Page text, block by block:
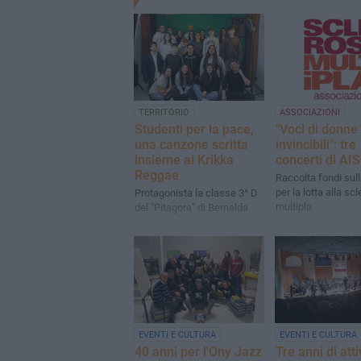
TERRITORIO
Studenti per la pace,
una canzone scritta
insieme ai Krikka
Reggae
Protagonista la classe 3^ D
del "Pitagora" di Bernalda
ASSOCIAZIONI
"Voci di
invincibili": tre
concerti di
Raccolta fondi
per la lotta alla
multipla
EVENTI E CULTURA
40 anni per l'Ony Jazz
EVENTI E CULTURA
Tre anni di